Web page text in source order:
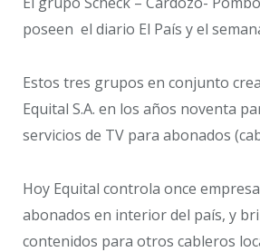
poseen el diario El País y el
Estos tres grupos en conjunto
Equital S.A. en los años noventa
servicios de TV para abonados
Hoy Equital controla once
abonados en interior del país, y
contenidos para otros cableros